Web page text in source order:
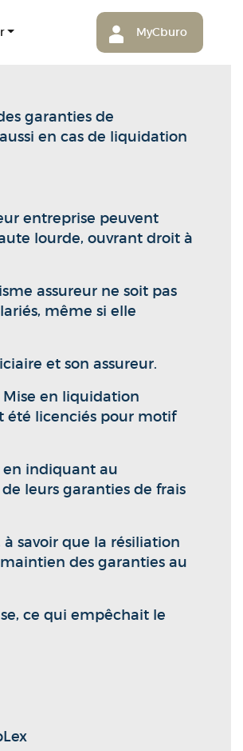
MyCburo
garanties de
en cas de liquidation
entreprise peuvent
lourde, ouvrant droit à
assureur ne soit pas
même si elle
et son assureur.
Mise en liquidation
été licenciés pour motif
en indiquant au
leurs garanties de frais
savoir que la résiliation
des garanties au
ce qui empêchait le